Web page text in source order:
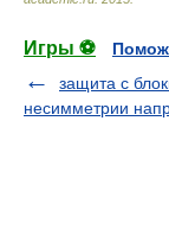
Игры ⚽
защита с
несимметрии